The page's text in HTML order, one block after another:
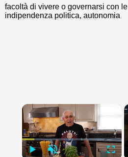
facoltà di vivere o governarsi con
indipendenza politica, autonomia